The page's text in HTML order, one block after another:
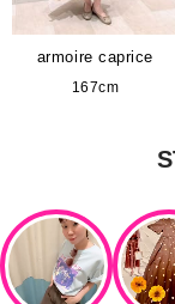
armoire caprice
167cm